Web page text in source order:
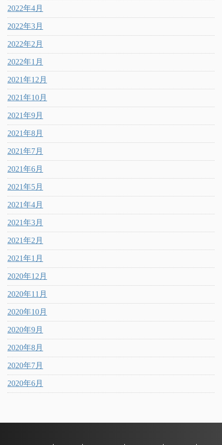
2022年4月
2022年3月
2022年2月
2022年1月
2021年12月
2021年10月
2021年9月
2021年8月
2021年7月
2021年6月
2021年5月
2021年4月
2021年3月
2021年2月
2021年1月
2020年12月
2020年11月
2020年10月
2020年9月
2020年8月
2020年7月
2020年6月